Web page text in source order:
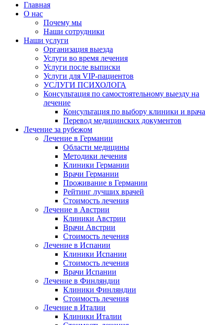
Главная
О нас
Почему мы
Наши сотрудники
Наши услуги
Организация выезда
Услуги во время лечения
Услуги после выписки
Услуги для VIP-пациентов
УСЛУГИ ПСИХОЛОГА
Консультация по самостоятельному выезду на
лечение
Консультация по выбору клиники и врача
Перевод медицинских документов
Лечение за рубежом
Лечение в Германии
Области медицины
Методики лечения
Клиники Германии
Врачи Германии
Проживание в Германии
Рейтинг лучших врачей
Стоимость лечения
Лечение в Австрии
Клиники Австрии
Врачи Австрии
Стоимость лечения
Лечение в Испании
Клиники Испании
Стоимость лечения
Врачи Испании
Лечение в Финляндии
Клиники Финляндии
Стоимость лечения
Лечение в Италии
Клиники Италии